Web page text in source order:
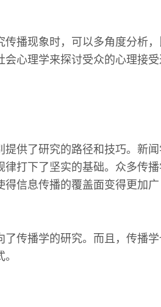
播现象时，可以多角度分析，
心理学来探讨受众的心理接
供了研究的路径和技巧。新闻
打下了坚实的基础。众多传播
信息传播的覆盖面变得更加广
传播学的研究。而且，传播学